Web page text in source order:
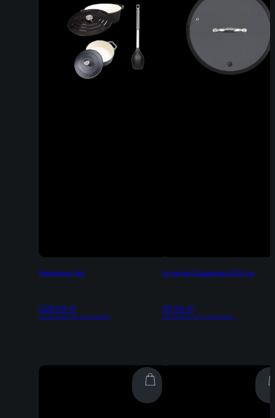
Festbraten Set
528,90 €
Inkl. 19% MwSt | zzgl. Versandkosten
Universal Glasdeckel Ø 32 cm
39,95 €
Inkl. 19% MwSt | zzgl. Versandkosten